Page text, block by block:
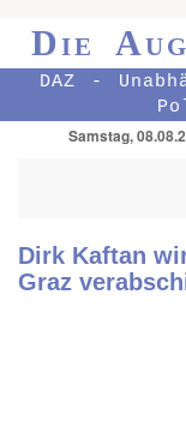
Die
DAZ -
Samstag,
Dirk Kaftan
Graz